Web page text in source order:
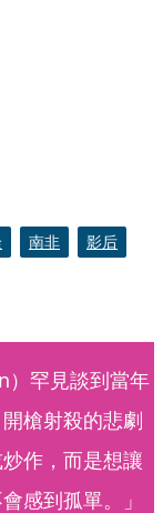
南非
影后
）罕見談到當年
槍射殺的悲劇
作，而是想讓
感到孤單。」